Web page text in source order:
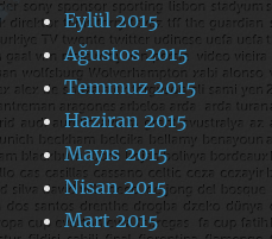
Eylül 2015
Ağustos 2015
Temmuz 2015
Haziran 2015
Mayıs 2015
Nisan 2015
Mart 2015